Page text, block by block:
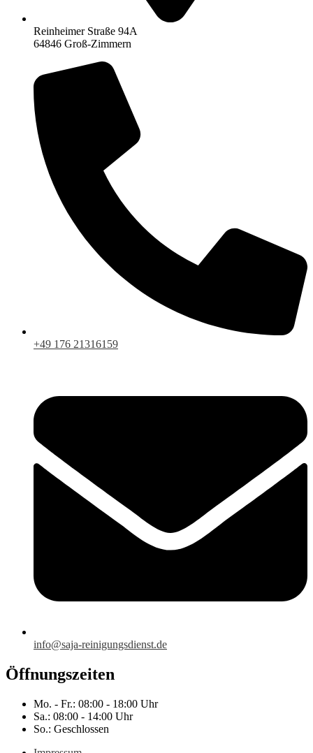
Reinheimer Straße 94A
64846 Groß-Zimmern
+49 176 21316159
info@saja-reinigungsdienst.de
Öffnungszeiten
Mo. - Fr.: 08:00 - 18:00 Uhr
Sa.: 08:00 - 14:00 Uhr
So.: Geschlossen